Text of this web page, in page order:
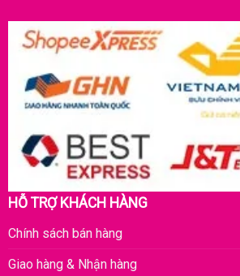
HỖ TRỢ KHÁCH HÀNG
Chính sách bán hàng
Giao hàng & Nhận hàng